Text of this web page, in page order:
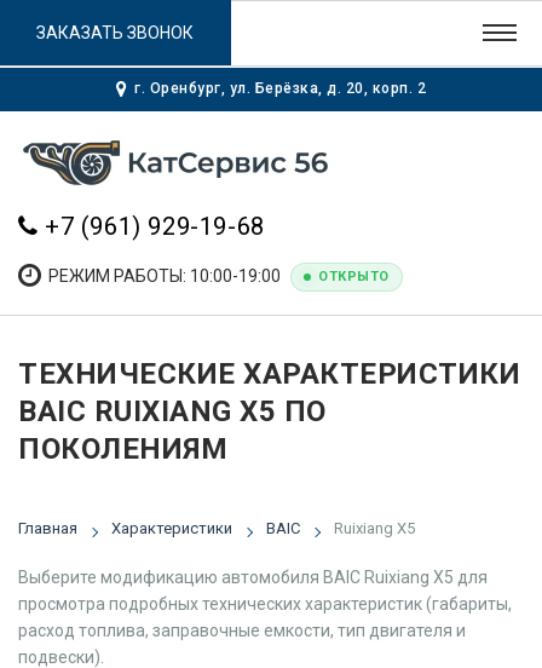
г. Оренбург, ул. Берёзка, д. 20, корп. 2
+7 (961) 929-19-68
РЕЖИМ РАБОТЫ: 10:00-19:00 ОТКРЫТО
ЗАКАЗАТЬ ЗВОНОК
ТЕХНИЧЕСКИЕ ХАРАКТЕРИСТИКИ
BAIC RUIXIANG X5 ПО
ПОКОЛЕНИЯМ
Главная Характеристики BAIC Ruixiang X5
Выберите модификацию автомобиля BAIC Ruixiang X5 для
просмотра подробных технических характеристик (габариты,
расход топлива, заправочные емкости, тип двигателя и
подвески).